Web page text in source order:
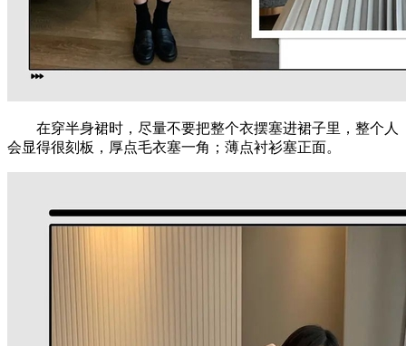
在穿半身裙时，尽量不要把整个衣摆塞进裙子里，整个人
会显得很刻板，厚点毛衣塞一角；薄点衬衫塞正面。